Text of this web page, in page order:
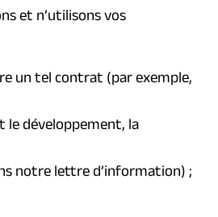
et n’utilisons vos
un tel contrat (par exemple,
le développement, la
notre lettre d’information) ;